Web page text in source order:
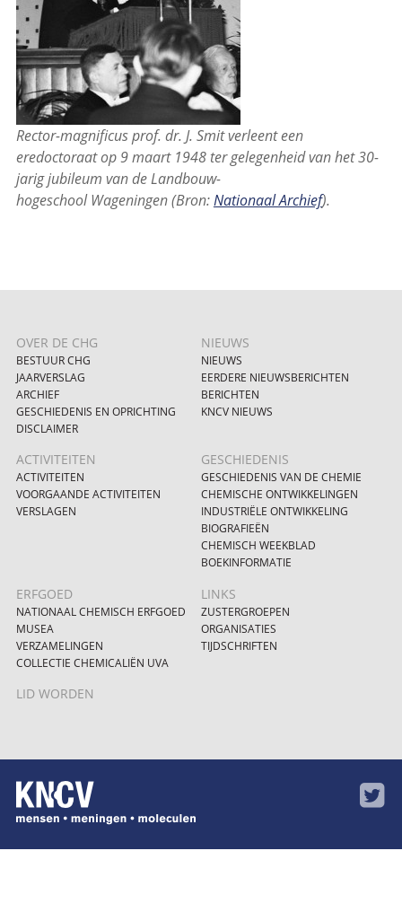
Rector-magnificus prof. dr. J. Smit verleent een
eredoctoraat op 9 maart 1948 ter gelegenheid van het 30-
jarig jubileum van de Landbouw-
hogeschool Wageningen (Bron:Nationaal Archief).
OVER DE CHG
BESTUUR CHG
JAARVERSLAG
ARCHIEF
GESCHIEDENIS EN OPRICHTING
DISCLAIMER
NIEUWS
NIEUWS
EERDERE NIEUWSBERICHTEN
BERICHTEN
KNCV NIEUWS
ACTIVITEITEN
ACTIVITEITEN
VOORGAANDE ACTIVITEITEN
VERSLAGEN
GESCHIEDENIS
GESCHIEDENIS VAN DE CHEMIE
CHEMISCHE ONTWIKKELINGEN
INDUSTRIËLE ONTWIKKELING
BIOGRAFIEËN
CHEMISCH WEEKBLAD
BOEKINFORMATIE
ERFGOED
NATIONAAL CHEMISCH ERFGOED
MUSEA
VERZAMELINGEN
COLLECTIE CHEMICALIËN UVA
LINKS
ZUSTERGROEPEN
ORGANISATIES
TIJDSCHRIFTEN
LID WORDEN